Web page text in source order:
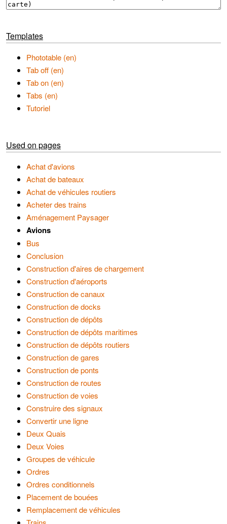
Templates
Phototable (en)
Tab off (en)
Tab on (en)
Tabs (en)
Tutoriel
Used on pages
Achat d'avions
Achat de bateaux
Achat de véhicules routiers
Acheter des trains
Aménagement Paysager
Avions
Bus
Conclusion
Construction d'aires de chargement
Construction d'aéroports
Construction de canaux
Construction de docks
Construction de dépôts
Construction de dépôts maritimes
Construction de dépôts routiers
Construction de gares
Construction de ponts
Construction de routes
Construction de voies
Construire des signaux
Convertir une ligne
Deux Quais
Deux Voies
Groupes de véhicule
Ordres
Ordres conditionnels
Placement de bouées
Remplacement de véhicules